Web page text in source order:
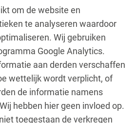
om de website en
te analyseren waardoor
Wij gebruiken
Google Analytics.
aan derden verschaffen
wettelijk wordt verplicht, of
de informatie namens
hebben hier geen invloed op.
toegestaan de verkregen